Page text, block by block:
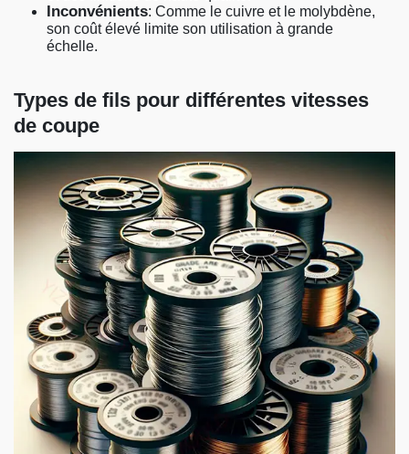
Inconvénients: Comme le cuivre et le molybdène,
son coût élevé limite son utilisation à grande
échelle.
Types de fils pour différentes vitesses
de coupe